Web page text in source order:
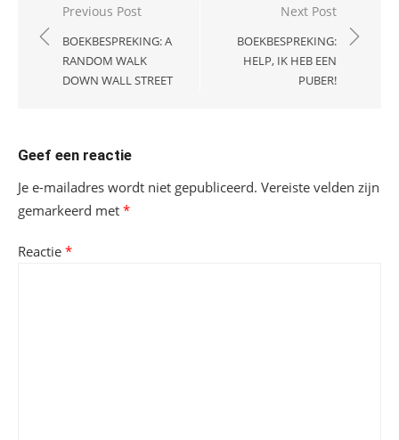
Bericht
navigatie
Previous Post
BOEKBESPREKING: A
RANDOM WALK
DOWN WALL STREET
Next Post
BOEKBESPREKING:
HELP, IK HEB EEN
PUBER!
Geef een reactie
Je e-mailadres wordt niet gepubliceerd. Vereiste velden zijn
gemarkeerd met *
Reactie *